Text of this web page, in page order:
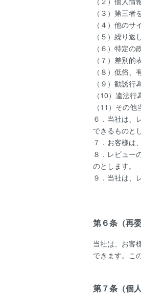
（３）第三者
（４）他の
（５）繰り
（６）特定
（７）差別的
（８）低俗
（９）勧誘行
（10）違法行
（11）その
６．当社は、
できるものと
７．お客様は
８．レビュー
のとします。
９．当社は、
第６条（再委
当社は、お客
できます。こ
第７条（個